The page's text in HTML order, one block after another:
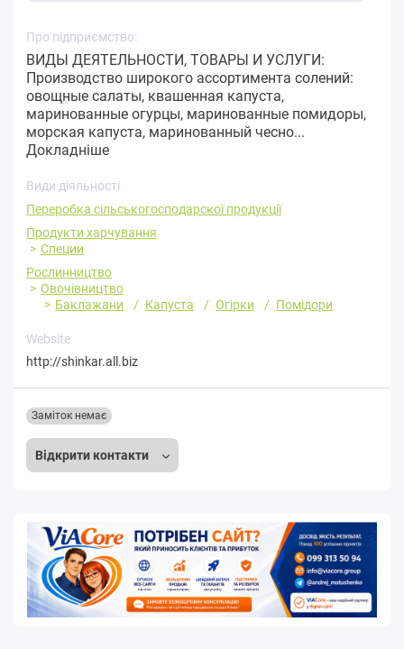
Про підприємство:
ВИДЫ ДЕЯТЕЛЬНОСТИ, ТОВАРЫ И УСЛУГИ:
Производство широкого ассортимента солений:
овощные салаты, квашенная капуста,
маринованные огурцы, маринованные помидоры,
морская капуста, маринованный чесно...
Докладніше
Види діяльності
Переробка cільськогосподарскої продукції
Продукти харчування
Специи
Рослинництво
Овочівництво
Баклажани
Капуста Огірки Помідори
Website
http://shinkar.all.biz
Відкрити контакти
Заміток немає